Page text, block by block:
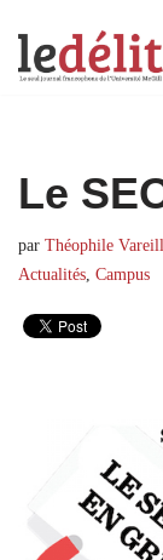
Aller
Le
par Théophile
Actualités Campus